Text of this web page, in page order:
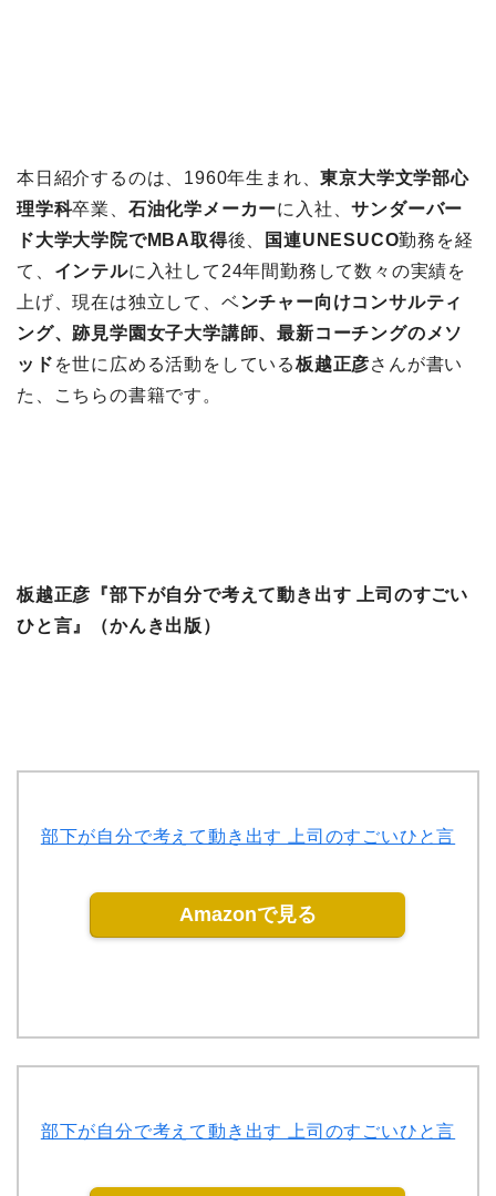
本日紹介するのは、1960年生まれ、東京大学文学部心
理学科卒業、 石油化学メーカーに入社、サンダーバー
ド大学大学院でMBA取得後、 国連UNESUCO勤務を経
て、 インテルに入社して24年間勤務して数々の実績を
上げ、現在は独立して、ベンチャー向けコンサルティ
ング、跡見学園女子大学講師、最新コーチングのメソ
ッド を世に広める活動をしている板越正彦さんが書い
た、こちらの書籍です。
板越正彦『部下が自分で考えて動き出す 上司のすごい
ひと言』（かんき出版）
部下が自分で考えて動き出す 上司のすごいひと言
Amazonで見る
部下が自分で考えて動き出す 上司のすごいひと言